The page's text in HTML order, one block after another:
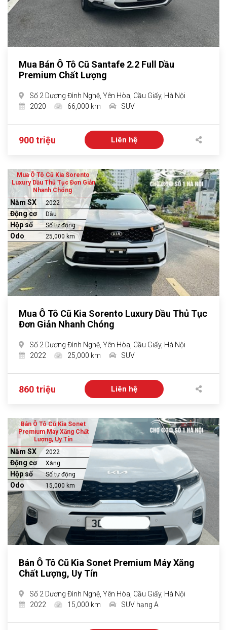
Mua Bán Ô Tô Cũ Santafe 2.2 Full Dầu
Premium Chất Lượng
Số 2 Dương Đình Nghệ, Yên Hòa, Cầu Giấy, Hà Nội
2020
66,000 km SUV
900 triệu Liên hệ
Mua Ô Tô Cũ Kia Sorento
Luxury Dầu Thủ Tục Đơn Giản
Nhanh Chóng
Năm SX 2022
Động cơ Dầu
Hộp số Số tự động
Odo 25,000 km
Mua Ô Tô Cũ Kia Sorento Luxury Dầu Thủ Tục
Đơn Giản Nhanh Chóng
Số 2 Dương Đình Nghệ, Yên Hòa, Cầu Giấy, Hà Nội
2022
25,000 km SUV
860 triệu Liên hệ
Bán Ô Tô Cũ Kia Sonet
Premium Máy Xăng Chất
Lượng, Uy Tín
Năm SX 2022
Động cơ Xăng
Hộp số Số tự động
Odo 15,000 km
Bán Ô Tô Cũ Kia Sonet Premium Máy Xăng
Chất Lượng, Uy Tín
Số 2 Dương Đình Nghệ, Yên Hòa, Cầu Giấy, Hà Nội
2022
15,000 km SUV hạng A